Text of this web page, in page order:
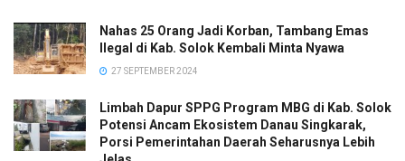
Nahas 25 Orang Jadi Korban, Tambang Emas
Ilegal di Kab. Solok Kembali Minta Nyawa
27 SEPTEMBER 2024
Limbah Dapur SPPG Program MBG di Kab. Solok
Potensi Ancam Ekosistem Danau Singkarak,
Porsi Pemerintahan Daerah Seharusnya Lebih